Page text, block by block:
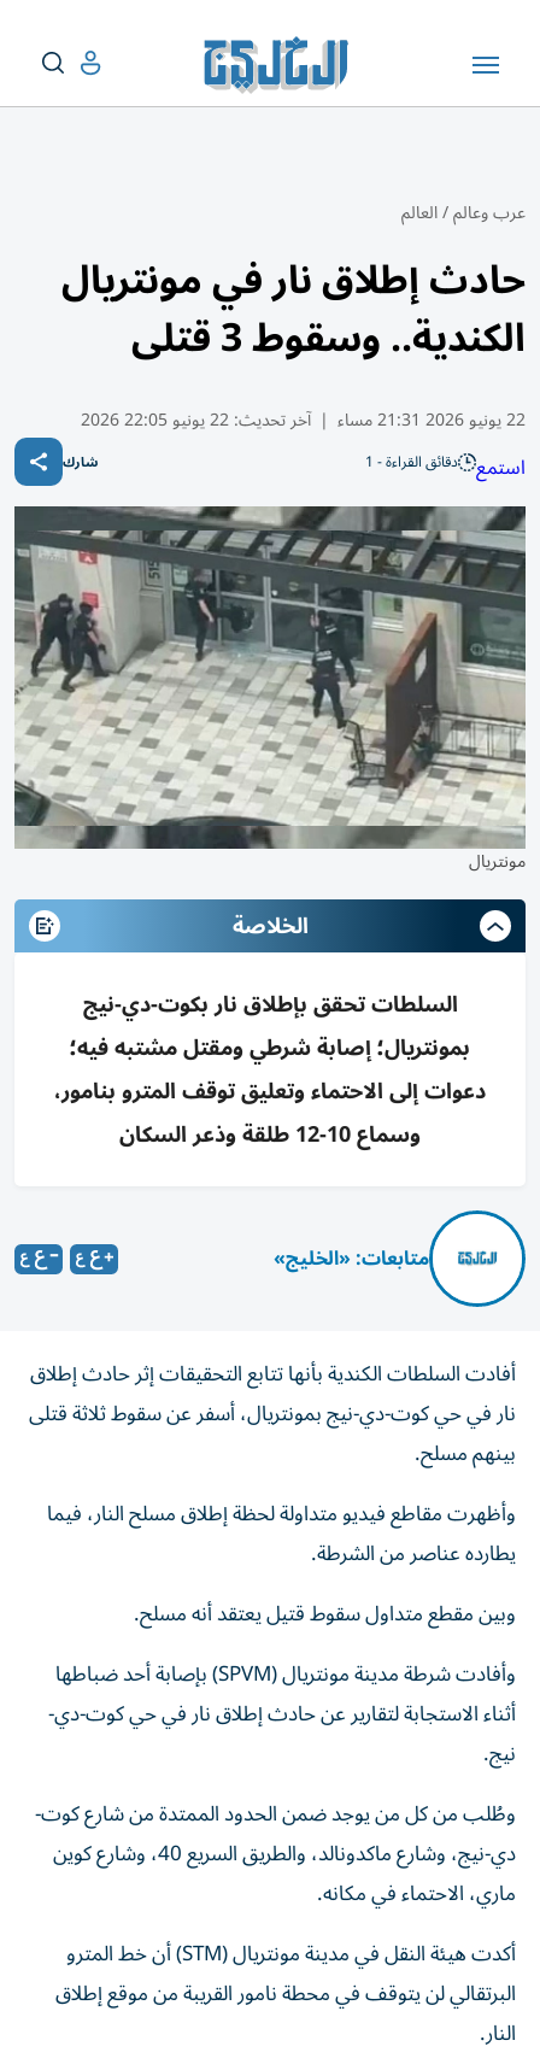
عرب وعالم/العالم
حادث إطلاق نار في مونتريال
الكندية.. وسقوط 3 قتلى
22 يونيو 2026 21:31 مساء | آخر تحديث:22 يونيو 22:05 2026
استمع دقائق القراءة - 1 شارك
مونتريال
الخلاصة
السلطات تحقق بإطلاق نار بكوت-دي-نيج
بمونتريال؛ إصابة شرطي ومقتل مشتبه فيه؛
دعوات إلى الاحتماء وتعليق توقف المترو بنامور،
وسماع 10-12 طلقة وذعر السكان
متابعات: «الخليج»
أفادت السلطات الكندية بأنها تتابع التحقيقات إثر حادث إطلاق
نار في حي كوت-دي-نيج بمونتريال، أسفر عن سقوط ثلاثة قتلى
بينهم مسلح.
وأظهرت مقاطع فيديو متداولة لحظة إطلاق مسلح النار، فيما
يطارده عناصر من الشرطة.
وبين مقطع متداول سقوط قتيل يعتقد أنه مسلح.
وأفادت شرطة مدينة مونتريال (SPVM) بإصابة أحد ضباطها
أثناء الاستجابة لتقارير عن حادث إطلاق نار في حي كوت-دي-
نيج.
وطُلب من كل من يوجد ضمن الحدود الممتدة من شارع كوت-
دي-نيج، وشارع ماكدونالد، والطريق السريع 40، وشارع كوين
ماري، الاحتماء في مكانه.
أكدت هيئة النقل في مدينة مونتريال (STM) أن خط المترو
البرتقالي لن يتوقف في محطة نامور القريبة من موقع إطلاق
النار.